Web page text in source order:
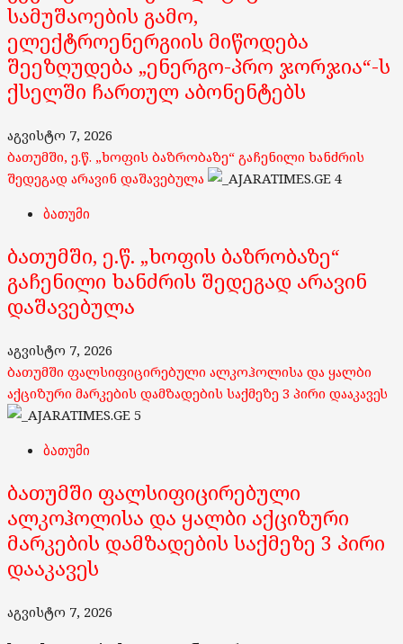
სამუშაოების გამო,
ელექტროენერგიის მიწოდება
შეეზღუდება „ენერგო-პრო ჯორჯია“-ს
ქსელში ჩართულ აბონენტებს
აგვისტო 7, 2026
ბათუმში, ე.წ. „ხოფის ბაზრობაზე“ გაჩენილი ხანძრის
შედეგად არავინ დაშავებულა
4
ბათუმი
ბათუმში, ე.წ. „ხოფის ბაზრობაზე“
გაჩენილი ხანძრის შედეგად არავინ
დაშავებულა
აგვისტო 7, 2026
ბათუმში ფალსიფიცირებული ალკოჰოლისა და ყალბი
აქციზური მარკების დამზადების საქმეზე 3 პირი დააკავეს
5
ბათუმი
ბათუმში ფალსიფიცირებული
ალკოჰოლისა და ყალბი აქციზური
მარკების დამზადების საქმეზე 3 პირი
დააკავეს
აგვისტო 7, 2026